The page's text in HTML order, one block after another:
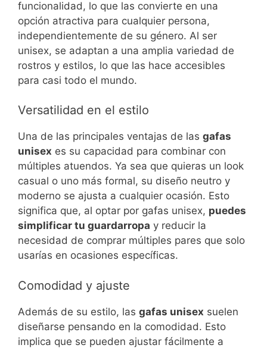
funcionalidad, lo que las convierte en una
opción atractiva para cualquier persona,
independientemente de su género. Al ser
unisex, se adaptan a una amplia variedad de
rostros y estilos, lo que las hace accesibles
para casi todo el mundo.
Versatilidad en el estilo
Una de las principales ventajas de las gafas
unisex es su capacidad para combinar con
múltiples atuendos. Ya sea que quieras un look
casual o uno más formal, su diseño neutro y
moderno se ajusta a cualquier ocasión. Esto
significa que, al optar por gafas unisex, puedes
simplificar tu guardarropa y reducir la
necesidad de comprar múltiples pares que solo
usarías en ocasiones específicas.
Comodidad y ajuste
Además de su estilo, las gafas unisex suelen
diseñarse pensando en la comodidad. Esto
implica que se pueden ajustar fácilmente a